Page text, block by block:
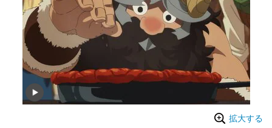
拡大する